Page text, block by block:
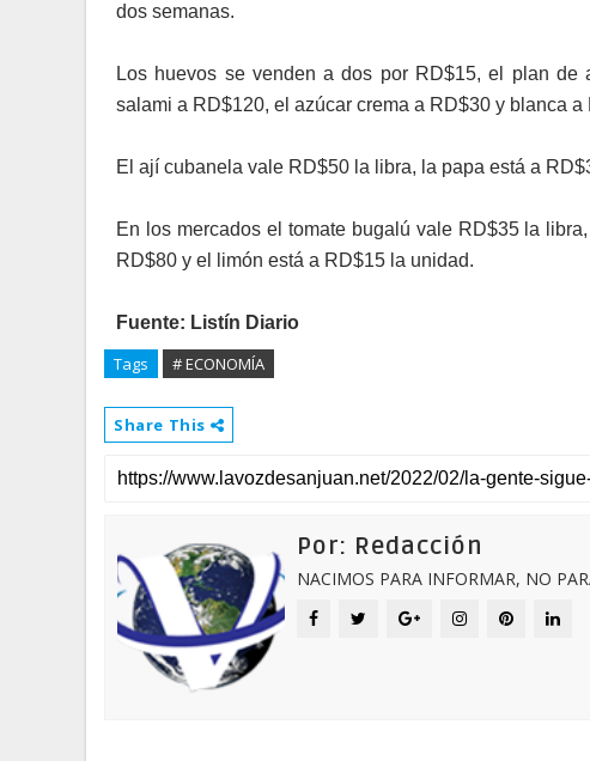
dos semanas.
Los huevos se venden a dos por RD$15, el plan
salami a RD$120, el azúcar crema a RD$30 y blanca a
El ají cubanela vale RD$50 la libra, la papa está a
En los mercados el tomate bugalú vale RD$35 la
RD$80 y el limón está a RD$15 la unidad.
Fuente: Listín Diario
Tags # ECONOMÍA
Share This
Por: Redacción
NACIMOS PARA INFORMAR, NO